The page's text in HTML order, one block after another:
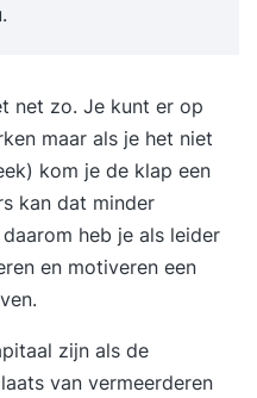
net zo. Je kunt er op
maar als je het niet
kom je de klap een
kan dat minder
heb je als leider
en motiveren een
zijn als de
van vermeerderen